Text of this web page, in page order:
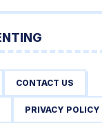
CONTACT US
PRIVACY POLICY